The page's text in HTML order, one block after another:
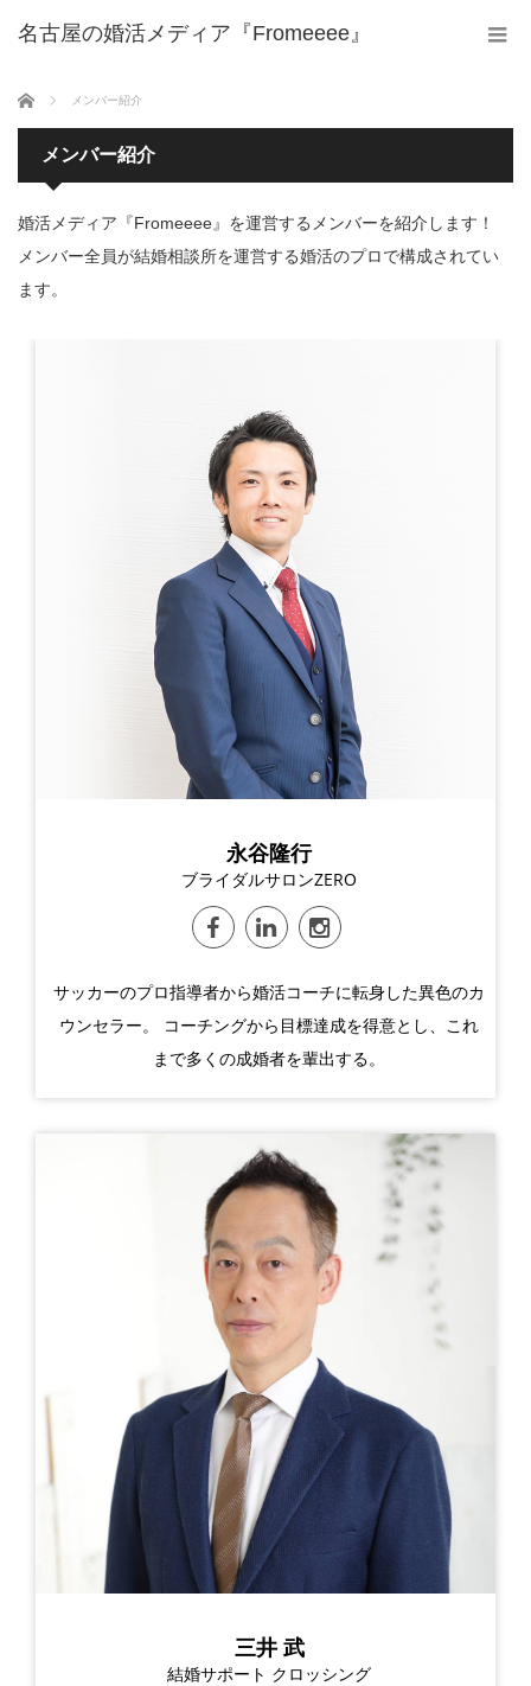
名古屋の婚活メディア『Fromeeee』
ホーム メンバー紹介
メンバー紹介
婚活メディア『Fromeeee』を運営するメンバーを紹介します！
メンバー全員が結婚相談所を運営する婚活のプロで構成されてい
ます。
永谷隆行
ブライダルサロンZERO
サッカーのプロ指導者から婚活コーチに転身した異色のカ
ウンセラー。 コーチングから目標達成を得意とし、これ
まで多くの成婚者を輩出する。
三井 武
結婚サポート クロッシング